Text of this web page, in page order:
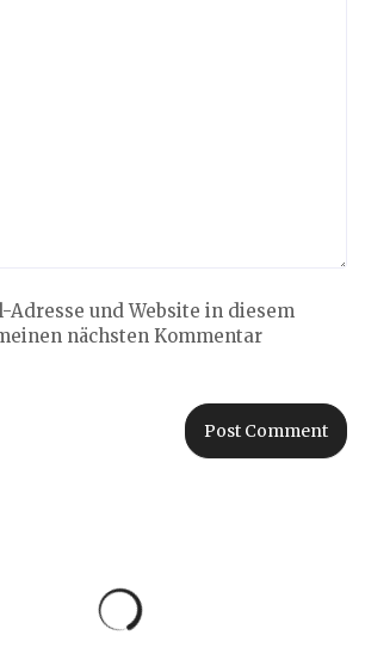
Adresse und Website in diesem
nächsten Kommentar